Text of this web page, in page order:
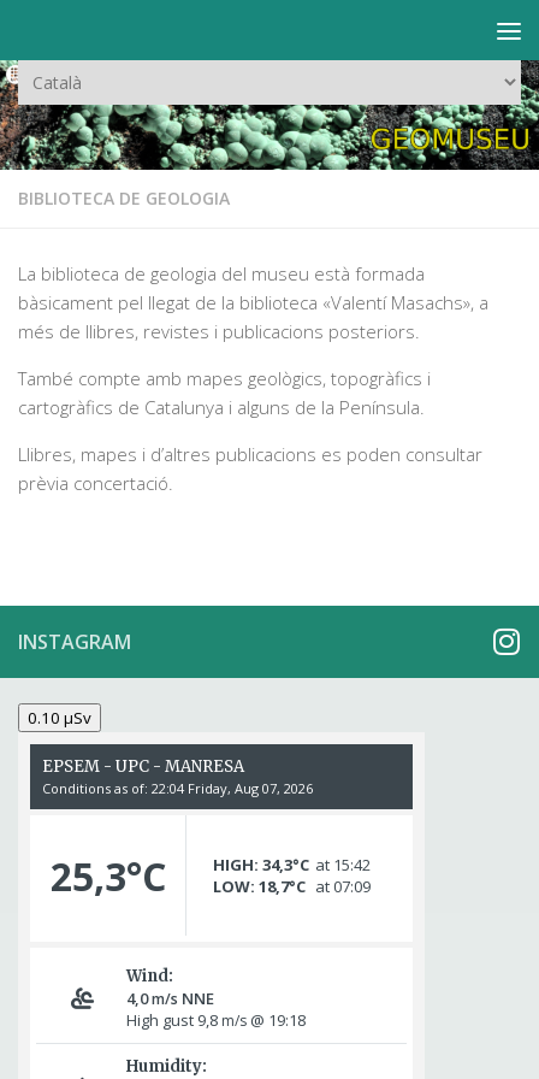
Trieu
un
idioma
BIBLIOTECA DE GEOLOGIA
La biblioteca de geologia del museu està formada
bàsicament pel llegat de la biblioteca «Valentí Masachs», a
més de llibres, revistes i publicacions posteriors.
També compte amb mapes geològics, topogràfics i
cartogràfics de Catalunya i alguns de la Península.
Llibres, mapes i d’altres publicacions es poden consultar
prèvia concertació.
INSTAGRAM
0.10 µSv